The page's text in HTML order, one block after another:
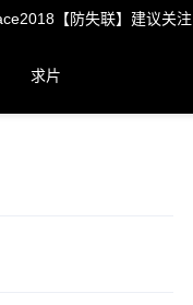
【防失联】建议关注
求片